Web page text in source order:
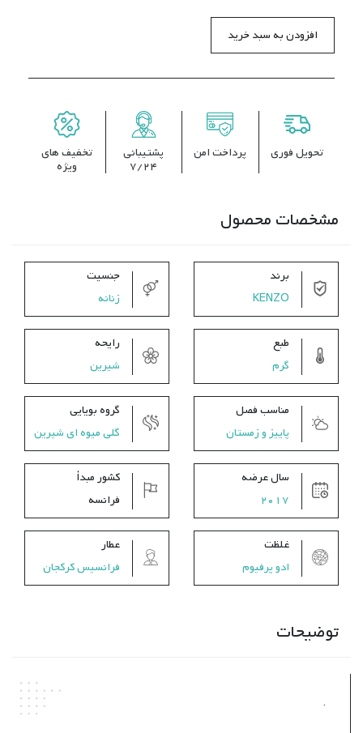
افزودن به سبد خرید
تحویل فوری پرداخت امن پشتیبانی
7/24
تخفیف های
ویژه
مشخصات محصول
برند
KENZO
جنسیت
زنانه
طبع
گرم
رایحه
شیرین
مناسب فصل
پاییز و زمستان
گروه بویایی
گلی میوه ای شیرین
سال عرضه
2017
کشور مبدأ
فرانسه
غلظت
ادو پرفیوم
عطار
فرانسیس کرکجان
توضیحات
.